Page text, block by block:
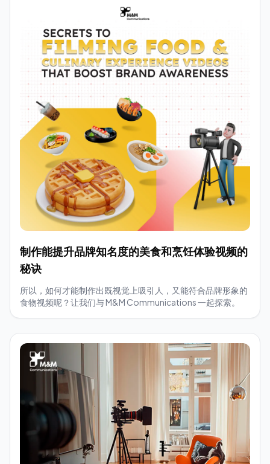
制作能提升品牌知名度的美食和烹饪体验视频的
秘诀
所以，如何才能制作出既视觉上吸引人，又能符合品牌形象的
食物视频呢？让我们与 M&M Communications 一起探索。